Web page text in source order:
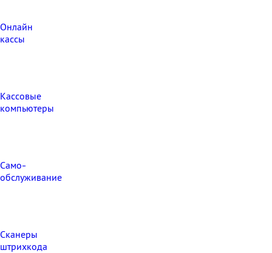
Онлайн
кассы
Кассовые
компьютеры
Само-
обслуживание
Сканеры
штрихкода